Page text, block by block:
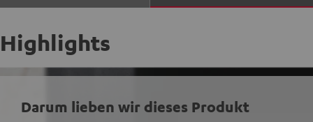
Highlights
Darum lieben wir dieses Produkt